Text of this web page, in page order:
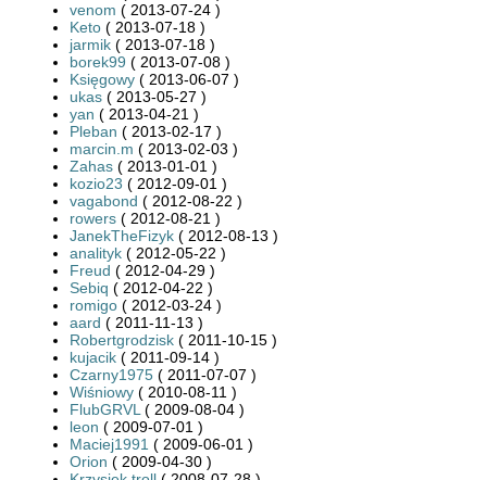
venom ( 2013-07-24 )
Keto ( 2013-07-18 )
jarmik ( 2013-07-18 )
borek99 ( 2013-07-08 )
Księgowy ( 2013-06-07 )
ukas ( 2013-05-27 )
yan ( 2013-04-21 )
Pleban ( 2013-02-17 )
marcin.m ( 2013-02-03 )
Zahas ( 2013-01-01 )
kozio23 ( 2012-09-01 )
vagabond ( 2012-08-22 )
rowers ( 2012-08-21 )
JanekTheFizyk ( 2012-08-13 )
analityk ( 2012-05-22 )
Freud ( 2012-04-29 )
Sebiq ( 2012-04-22 )
romigo ( 2012-03-24 )
aard ( 2011-11-13 )
Robertgrodzisk ( 2011-10-15 )
kujacik ( 2011-09-14 )
Czarny1975 ( 2011-07-07 )
Wiśniowy ( 2010-08-11 )
FlubGRVL ( 2009-08-04 )
leon ( 2009-07-01 )
Maciej1991 ( 2009-06-01 )
Orion ( 2009-04-30 )